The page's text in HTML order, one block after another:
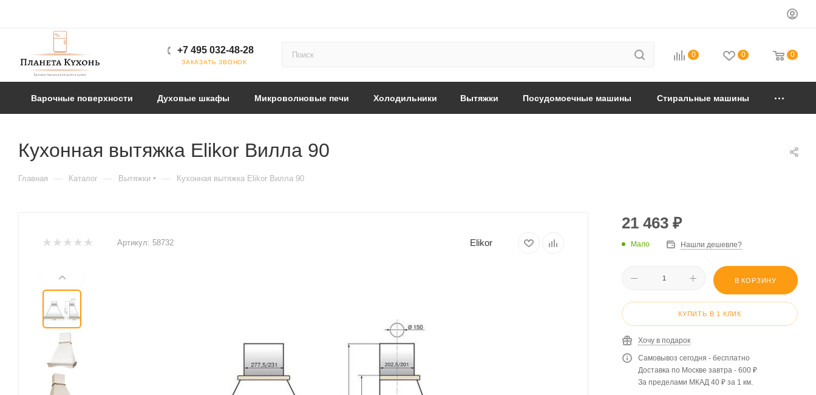
+7 495 032-48-28
ЗАКАЗАТЬ ЗВОНОК
0 0 0
Варочные поверхности Духовые шкафы Микроволновые печи Холодильники Вытяжки Посудомоечные машины Стиральные машины
Кухонная вытяжка Elikor Вилла 90
Главная — Каталог — Вытяжки — Кухонная вытяжка Elikor Вилла 90
Артикул: 58732 Elikor
21 463 ₽
Мало Нашли дешевле?
В КОРЗИНУ
КУПИТЬ В 1 КЛИК
Хочу в подарок
Самовывоз сегодня - бесплатно
Доставка по Москве завтра - 600 ₽
За пределами МКАД 40 ₽ за 1 км.